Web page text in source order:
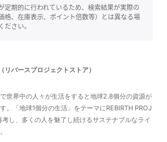
期的に行われているため、検索結果が実際の
格、在庫表示、ポイント倍数等）とは異なる場
さい。
リバースプロジェクトストア）
世界中の人々が生活をすると地球2.8個分の資源が
。「地球1個分の生活」をテーマにREBIRTH PROJ
考し、多くの人を魅了し続けるサステナブルなライ